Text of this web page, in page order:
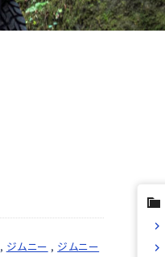
, ジムニー , ジムニー